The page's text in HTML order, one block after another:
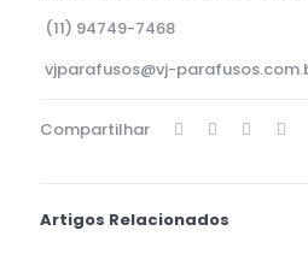
(11) 94749-7468
vjparafusos@vj-
Compartilhar
Artigos Relacionados